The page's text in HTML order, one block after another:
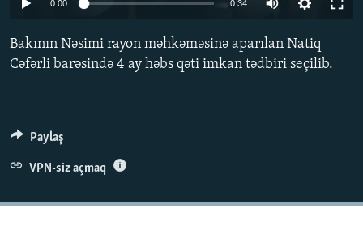
KARIKATURA
İSLAM VƏ DEMOKRATIYA
İZ - MƏDƏNIYYƏT PROQRAMI
PEŞƏ ETIKASI VƏ JURNALISTIKA STANDARTLARIMIZ
MATERIALLARIMIZDAN ISTIFADƏ
BIZIMLƏ ƏLAQƏ
XƏBƏR BÜLLETENLƏRIMIZ
0:00 0:34
Bakının Nəsimi rayon məhkəməsinə aparılan Natiq
Cəfərli barəsində 4 ay həbs qəti imkan tədbiri seçilib.
Paylaş
VPN-siz açmaq